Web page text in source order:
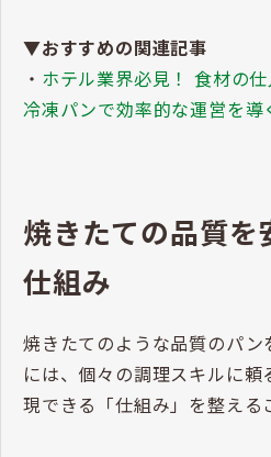
▼おすすめの関連記事
・ ホテル業界必見！ 食材の
冷凍パンで効率的な運営を導
焼きたての品質を
仕組み
焼きたてのような品質のパン
には、個々の調理スキルに
現できる「仕組み」を整える